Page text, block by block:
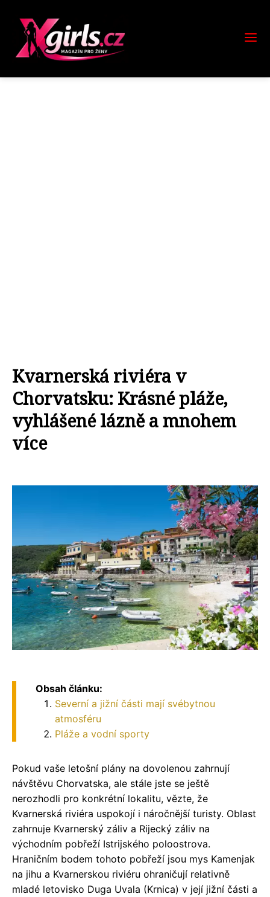
Kvarnerská riviéra v
Chorvatsku: Krásné pláže,
vyhlášené lázně a mnohem
více
Obsah článku:
Severní a jižní části mají svébytnou
atmosféru
Pláže a vodní sporty
Pokud vaše letošní plány na dovolenou zahrnují
návštěvu Chorvatska, ale stále jste se ještě
nerozhodli pro konkrétní lokalitu, vězte, že
Kvarnerská riviéra uspokojí i náročnější turisty. Oblast
zahrnuje Kvarnerský záliv a Rijecký záliv na
východním pobřeží Istrijského poloostrova.
Hraničním bodem tohoto pobřeží jsou mys Kamenjak
na jihu a Kvarnerskou riviéru ohraničují relativně
mladé letovisko Duga Uvala (Krnica) v její jižní části a